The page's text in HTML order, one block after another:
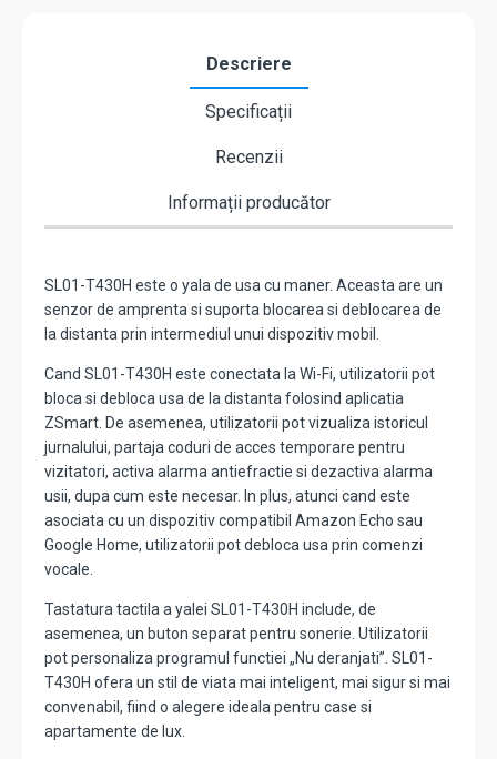
Descriere
Specificații
Recenzii
Informații producător
SL01-T430H este o yala de usa cu maner. Aceasta are un
senzor de amprenta si suporta blocarea si deblocarea de
la distanta prin intermediul unui dispozitiv mobil.
Cand SL01-T430H este conectata la Wi-Fi, utilizatorii pot
bloca si debloca usa de la distanta folosind aplicatia
ZSmart. De asemenea, utilizatorii pot vizualiza istoricul
jurnalului, partaja coduri de acces temporare pentru
vizitatori, activa alarma antiefractie si dezactiva alarma
usii, dupa cum este necesar. In plus, atunci cand este
asociata cu un dispozitiv compatibil Amazon Echo sau
Google Home, utilizatorii pot debloca usa prin comenzi
vocale.
Tastatura tactila a yalei SL01-T430H include, de
asemenea, un buton separat pentru sonerie. Utilizatorii
pot personaliza programul functiei „Nu deranjati”. SL01-
T430H ofera un stil de viata mai inteligent, mai sigur si mai
convenabil, fiind o alegere ideala pentru case si
apartamente de lux.